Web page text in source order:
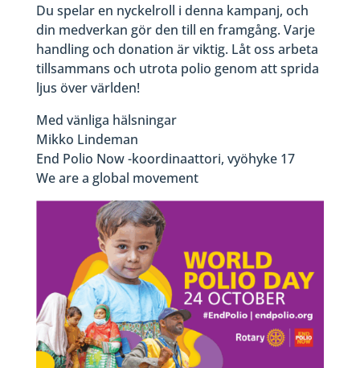
Du spelar en nyckelroll i denna kampanj, och
din medverkan gör den till en framgång. Varje
handling och donation är viktig. Låt oss arbeta
tillsammans och utrota polio genom att sprida
ljus över världen!
Med vänliga hälsningar
Mikko Lindeman
End Polio Now -koordinaattori, vyöhyke 17
We are a global movement